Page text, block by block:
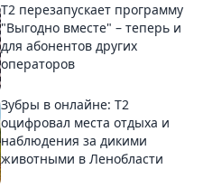
Т2 перезапускает программу
"Выгодно вместе" – теперь и
для абонентов других
операторов
Зубры в онлайне: Т2
оцифровал места отдыха и
наблюдения за дикими
животными в Ленобласти